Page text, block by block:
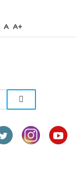
A A+